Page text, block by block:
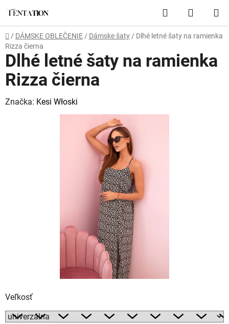
obsah
Hľadať
KOŠÍK
Domov
/ DÁMSKE OBLEČENIE / Dámske šaty / Dlhé letné šaty na ramienka
Rizza čierna
Veľkosť
Dlhé letné šaty na ramienka
Rizza čierna
Značka: Kesi Włoski